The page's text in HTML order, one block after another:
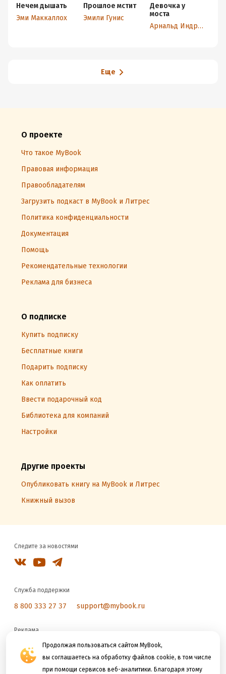
Продолжая пользоваться сайтом MyBook,
вы соглашаетесь на обработку файлов cookie, в том числе
при помощи сервисов веб-аналитики. Благодаря этому
Нечем дышать
Эми Маккаллох
Прошлое мстит
Эмили Гунис
Девочка у
моста
Арнальд Индридасон
Еще
О проекте
Что такое MyBook
Правовая информация
Правообладателям
Загрузить подкаст в MyBook и Литрес
Политика конфиденциальности
Документация
Помощь
Рекомендательные технологии
Реклама для бизнеса
О подписке
Купить подписку
Бесплатные книги
Подарить подписку
Как оплатить
Ввести подарочный код
Библиотека для компаний
Настройки
Другие проекты
Опубликовать книгу на MyBook и Литрес
Книжный вызов
Следите за новостями
Служба поддержки
8 800 333 27 37 support@mybook.ru
Реклама
reklama@litres.ru
Мы принимаем к оплате